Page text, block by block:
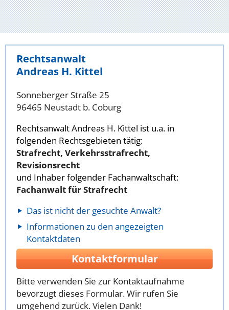
Rechtsanwalt
Andreas H. Kittel
Sonneberger Straße 25
96465 Neustadt b. Coburg
Rechtsanwalt Andreas H. Kittel ist u.a. in
folgenden Rechtsgebieten tätig:
Strafrecht, Verkehrsstrafrecht,
Revisionsrecht
und Inhaber folgender Fachanwaltschaft:
Fachanwalt für Strafrecht
Das ist nicht der gesuchte Anwalt?
Informationen zu den angezeigten
Kontaktdaten
Kontaktformular
Bitte verwenden Sie zur Kontaktaufnahme
bevorzugt dieses Formular. Wir rufen Sie
umgehend zurück. Vielen Dank!